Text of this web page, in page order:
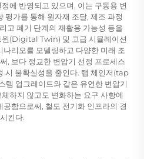
에 반영되고 있으며, 이는 구동용 변
평가를 통해 원자재 조달, 제조 과정
고 폐기 단계의 재활용 가능성 등을
윈(Digital Twin) 및 고급 시뮬레이션
나리오를 모델링하고 다양한 미래 조
, 보다 정교한 변압기 선정 프로세스
시 불확실성을 줄인다. 탭 체인저(tap
업그레이드와 같은 유연한 변압기
하지 않고도 변화하는 요구 사항에
함으로써, 철도 전기화 인프라의 경
킨다.